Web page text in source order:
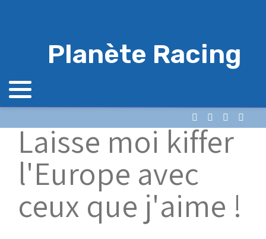
Planète Racing
Laisse moi kiffer
l'Europe avec
ceux que j'aime !